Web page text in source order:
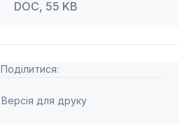
DOC, 55 KB
Поділитися:
Версія для друку